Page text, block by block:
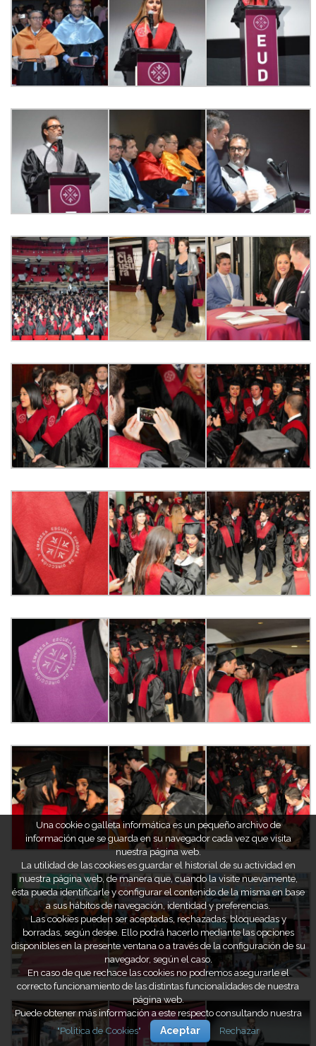
Una cookie o galleta informática es un pequeño archivo de
información que se guarda en su navegador cada vez que visita
nuestra página web.
La utilidad de las cookies es guardar el historial de su actividad en
nuestra página web, de manera que, cuando la visite nuevamente,
ésta pueda identificarle y configurar el contenido de la misma en base
a sus hábitos de navegación, identidad y preferencias.
Las cookies pueden ser aceptadas, rechazadas, bloqueadas y
borradas, según desee. Ello podrá hacerlo mediante las opciones
disponibles en la presente ventana o a través de la configuración de su
navegador, según el caso.
En caso de que rechace las cookies no podremos asegurarle el
correcto funcionamiento de las distintas funcionalidades de nuestra
página web.
Puede obtener más información a este respecto consultando nuestra
"Política de Cookies"
Aceptar Rechazar